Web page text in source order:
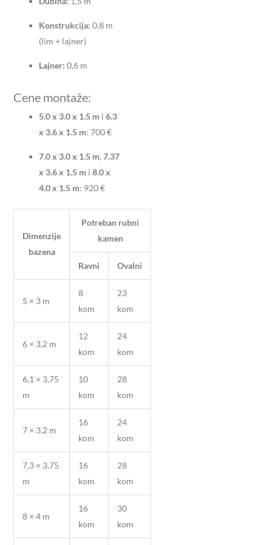
Konstrukcija: 0,8 m
(lim + lajner)
Lajner: 0,6 m
Cene montaže:
5.0 x 3.0 x 1.5 m i 6.3
x 3.6 x 1.5 m: 700 €
7.0 x 3.0 x 1.5 m, 7.37
x 3.6 x 1.5 m i 8.0 x
4.0 x 1.5 m: 920 €
Dimenzije
bazena
Potreban rubni
kamen
Ravni Ovalni
5 × 3 m
8
kom
23
kom
6 × 3,2 m
12
kom
24
kom
6,1 × 3,75
m
10
kom
28
kom
7 × 3,2 m
16
kom
24
kom
7,3 × 3,75
m
16
kom
28
kom
8 × 4 m
16
kom
30
kom